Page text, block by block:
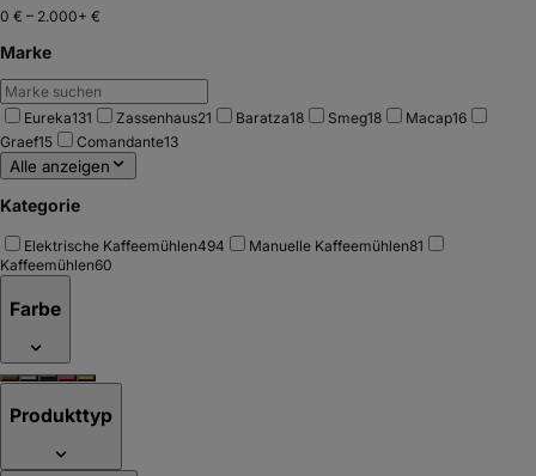
0 € – 2.000+ €
Marke
Eureka131 Zassenhaus21 Baratza18 Smeg18 Macap16
Graef15 Comandante13
Alle anzeigen
Kategorie
Elektrische Kaffeemühlen494 Manuelle Kaffeemühlen81
Kaffeemühlen60
Farbe
Produkttyp